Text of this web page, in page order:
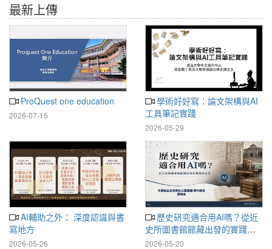
最新上傳
ProQuest one education
2026-07-15
學術好好寫：論文架構與AI
工具筆記實踐
2026-05-29
AI輔助之外： 深度認識與書
寫地方
2026-05-26
歷史研究適合用AI嗎？從近
史所圖書館館藏出發的實踐與
反思
2026-05-20